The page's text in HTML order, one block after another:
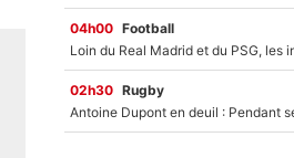
04h00 Football
02h30 Rugby